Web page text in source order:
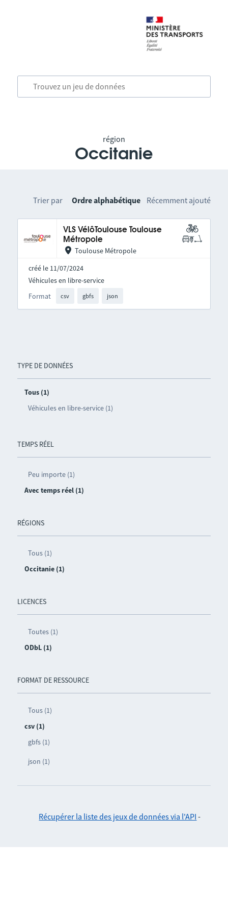
région
Occitanie
TYPE DE DONNÉES
Tous (1)
Véhicules en libre-service (1)
TEMPS RÉEL
Peu importe (1)
Avec temps réel (1)
RÉGIONS
Tous (1)
Occitanie (1)
LICENCES
Toutes (1)
ODbL (1)
FORMAT DE RESSOURCE
Tous (1)
csv (1)
gbfs (1)
json (1)
Trier par Ordre alphabétique Récemment ajouté
VLS VélôToulouse Toulouse
Métropole
Toulouse Métropole
créé le 11/07/2024
Format csv gbfs json
Véhicules en libre-service
Récupérer la liste des jeux de données via l'API -